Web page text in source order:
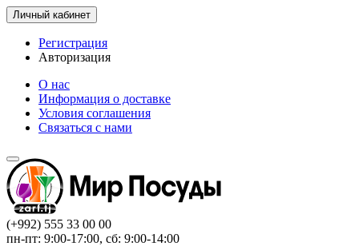
Личный кабинет
Регистрация
Авторизация
О нас
Информация о доставке
Условия соглашения
Связаться с нами
(+992) 555 33 00 00
пн-пт: 9:00-17:00, сб: 9:00-14:00